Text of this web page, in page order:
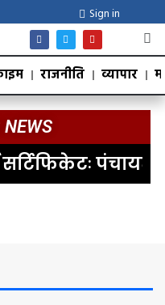
Sign in
राजनीति व्यापार
पंचायत सचिव